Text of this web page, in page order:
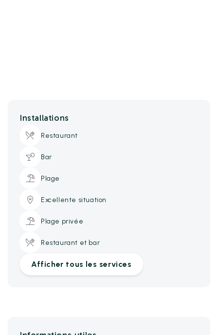
Installations
Restaurant
Bar
Plage
Excellente situation
Plage privée
Restaurant et bar
Afficher tous les services